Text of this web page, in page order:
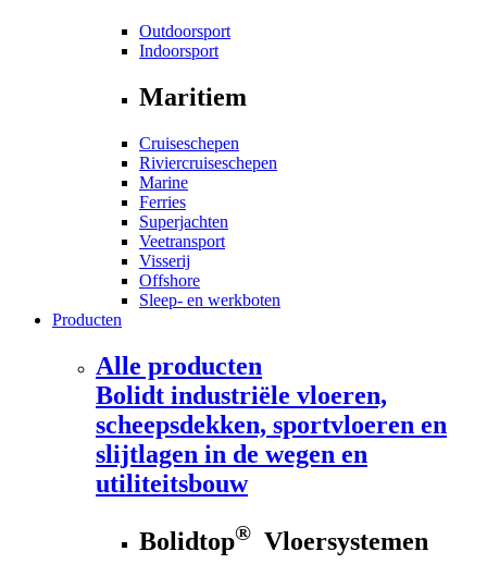
Outdoorsport
Indoorsport
Maritiem
Cruiseschepen
Riviercruiseschepen
Marine
Ferries
Superjachten
Veetransport
Visserij
Offshore
Sleep- en werkboten
Producten
Alle producten
Bolidt industriële vloeren,
scheepsdekken, sportvloeren en
slijtlagen in de wegen en
utiliteitsbouw
Bolidtop® Vloersystemen